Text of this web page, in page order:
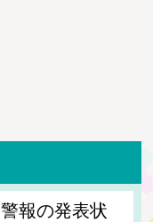
報の発表状